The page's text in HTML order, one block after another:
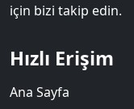
için bizi takip edin.
Hızlı Erişim
Ana Sayfa